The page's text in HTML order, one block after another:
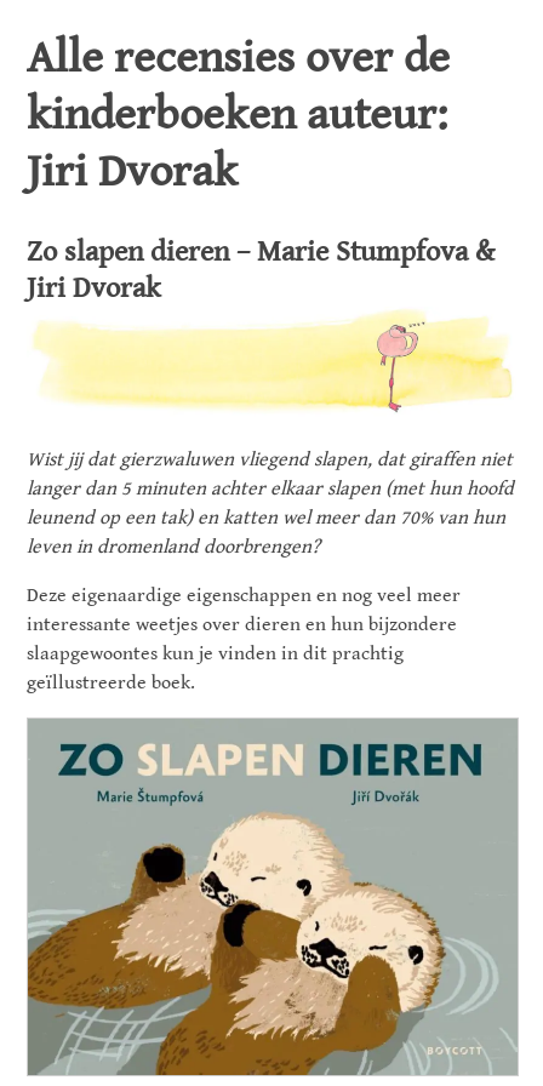
Alle recensies over de
kinderboeken auteur:
Jiri Dvorak
Zo slapen dieren – Marie Stumpfova &
Jiri Dvorak
Wist jij dat gierzwaluwen vliegend slapen, dat giraffen niet
langer dan 5 minuten achter elkaar slapen (met hun hoofd
leunend op een tak) en katten wel meer dan 70% van hun
leven in dromenland doorbrengen?
Deze eigenaardige eigenschappen en nog veel meer
interessante weetjes over dieren en hun bijzondere
slaapgewoontes kun je vinden in dit prachtig
geïllustreerde boek.